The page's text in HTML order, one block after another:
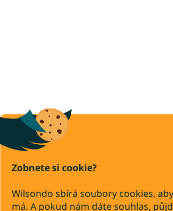
Zobnete si cookie?
Wilsondo sbírá soubory cookies,
má. A pokud nám dáte souhlas,